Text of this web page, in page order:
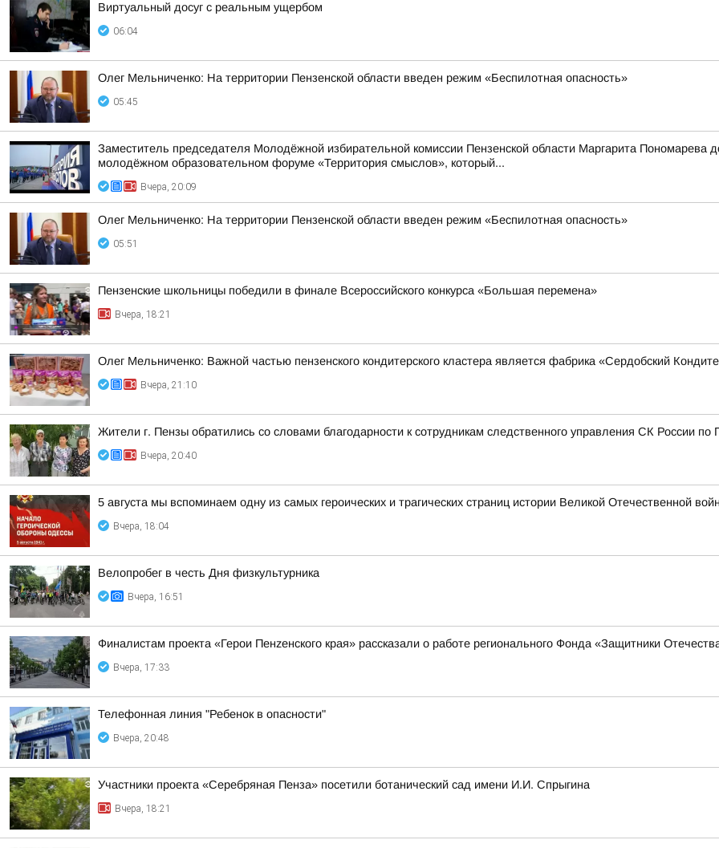
Виртуальный досуг с реальным ущербом
06:04
Олег Мельниченко: На территории Пензенской области введен режим «Беспилотная опасность»
05:45
Заместитель председателя Молодёжной избирательной комиссии Пензенской области Маргарита Пономарева
молодёжном образовательном форуме «Территория смыслов», который...
Вчера, 20:09
Олег Мельниченко: На территории Пензенской области введен режим «Беспилотная опасность»
05:51
Пензенские школьницы победили в финале Всероссийского конкурса «Большая перемена»
Вчера, 18:21
Олег Мельниченко: Важной частью пензенского кондитерского кластера является фабрика «Сердобский
Вчера, 21:10
Жители г. Пензы обратились со словами благодарности к сотрудникам следственного управления СК России по
Вчера, 20:40
5 августа мы вспоминаем одну из самых героических и трагических страниц истории Великой Отечественной
Вчера, 18:04
Велопробег в честь Дня физкультурника
Вчера, 16:51
Финалистам проекта «Герои Пенzенского края» рассказали о работе регионального Фонда «Защитники
Вчера, 17:33
Телефонная линия "Ребенок в опасности"
Вчера, 20:48
Участники проекта «Серебряная Пенза» посетили ботанический сад имени И.И. Спрыгина
Вчера, 18:21